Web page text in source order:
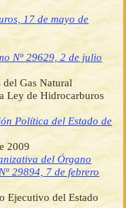
17 de mayo de
Nº 29629, 2 de julio
del Gas Natural
Ley de Hidrocarburos
Política del Estado de
2009
del Órgano
29894, 7 de febrero
Ejecutivo del Estado